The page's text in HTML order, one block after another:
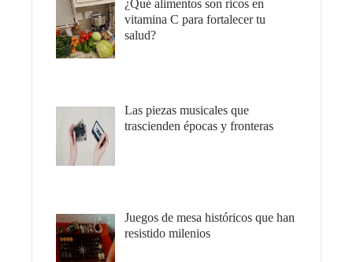
¿Qué alimentos son ricos en
vitamina C para fortalecer tu
salud?
Las piezas musicales que
trascienden épocas y fronteras
Juegos de mesa históricos que han
resistido milenios